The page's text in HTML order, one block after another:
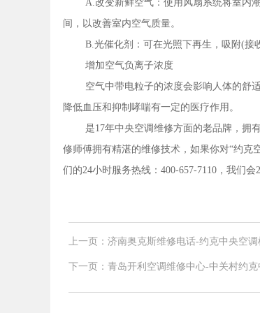
间，以改善室内空气质量。
B.光催化剂：可在光照下再生，吸附(接
增加空气负离子浓度
空气中带电粒子的浓度会影响人体的舒
降低血压和抑制哮喘有一定的医疗作用。
是17年中央空调维修方面的老品牌，拥
修师傅拥有精湛的维修技术，如果你对“约克
们的24小时服务热线：400-657-7110，我们会
上一页：济南奥克斯维修电话-约克中央空调
下一页：青岛开利空调维修中心-中关村约克